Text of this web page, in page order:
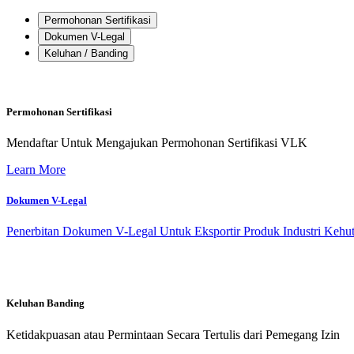
Permohonan Sertifikasi
Dokumen V-Legal
Keluhan / Banding
Permohonan Sertifikasi
Mendaftar Untuk Mengajukan Permohonan Sertifikasi VLK
Learn More
Dokumen V-Legal
Penerbitan Dokumen V-Legal Untuk Eksportir Produk Industri
Keluhan Banding
Ketidakpuasan atau Permintaan Secara Tertulis dari Pemegang Izin